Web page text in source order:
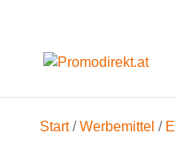
Start/Werbemittel /